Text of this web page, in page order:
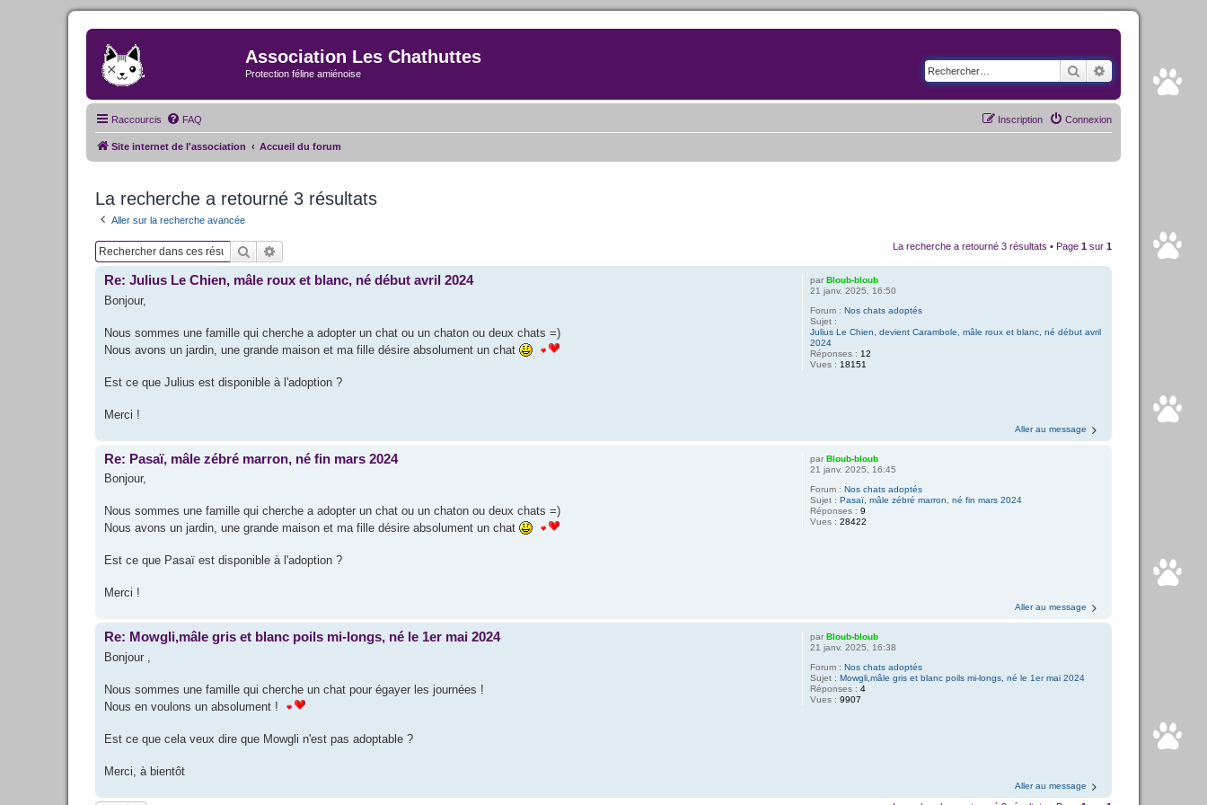
Association Les Chathuttes
Protection féline amiénoise RechercherRecherche
Raccourcis FAQ Connexion
Inscription
Site internet de l'association Accueil du forum
La recherche a retourné 3 résultats
Aller sur la recherche avancée
Rechercher La recherche a retourné 3 résultats • Page 1 sur 1
parBloub-bloub
21 janv. 2025, 16:50
Forum :Nos chats adoptés
Sujet :
Julius Le Chien, devient Carambole, mâle roux et blanc, né début avril
2024
Réponses : 12
Vues : 18151
Re: Julius Le Chien, mâle roux et blanc, né début avril 2024
Bonjour,
Nous sommes une famille qui cherche a adopter un chat ou un chaton ou deux chats =)
Nous avons un jardin, une grande maison et ma fille désire absolument un chat
Est ce que Julius est disponible à l'adoption ?
Merci !
Aller au message
parBloub-bloub
21 janv. 2025, 16:45
Forum :Nos chats adoptés
Sujet :Pasaï, mâle zébré marron, né fin mars 2024
Réponses :9
Vues :28422
Re: Pasaï, mâle zébré marron, né fin mars 2024
Bonjour,
Nous sommes une famille qui cherche a adopter un chat ou un chaton ou deux chats =)
Nous avons un jardin, une grande maison et ma fille désire absolument un chat
Est ce que Pasaï est disponible à l'adoption ?
Merci !
Aller au message
parBloub-bloub
21 janv. 2025, 16:38
Forum :Nos chats adoptés
Sujet :Mowgli,mâle gris et blanc poils mi-longs, né le 1er mai 2024
Réponses :4
Vues :9907
Re: Mowgli,mâle gris et blanc poils mi-longs, né le 1er mai 2024
Bonjour ,
Nous sommes une famille qui cherche un chat pour égayer les journées !
Nous en voulons un absolument !
Est ce que cela veux dire que Mowgli n'est pas adoptable ?
Merci, à bientôt
Aller au message